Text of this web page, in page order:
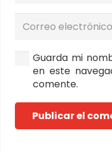
Guarda mi
en este
comente.
Publicar el